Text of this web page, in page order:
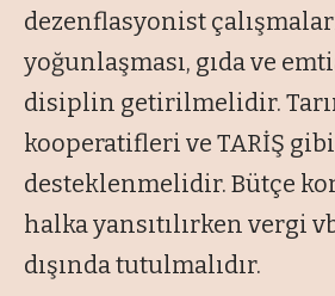
dezenflasyonist
yoğunlaşması, gıda ve
disiplin getirilmelidir.
kooperatifleri ve TARİŞ
desteklenmelidir. Bütçe
halka yansıtılırken vergi
dışında tutulmalıdır.